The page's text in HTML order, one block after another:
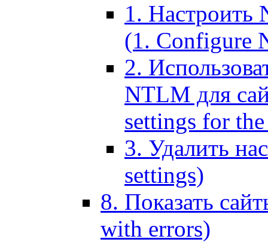
1. Настроить
(1. Configure
2.
NTLM для
settings for
3. Удалить
settings)
8. Показать
with errors)